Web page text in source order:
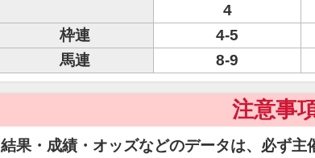
4
枠連
4-5
馬連
8-9
注意事
結果・成績・オッズなどのデータは、必ず主